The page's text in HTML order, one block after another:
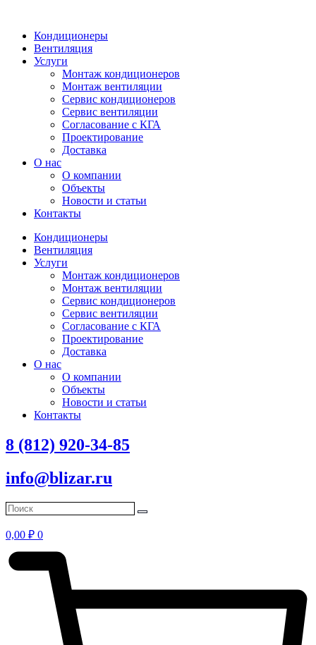
Кондиционеры
Вентиляция
Услуги
Монтаж кондиционеров
Монтаж вентиляции
Сервис кондиционеров
Сервис вентиляции
Согласование с КГА
Проектирование
Доставка
О нас
О компании
Объекты
Новости и статьи
Контакты
Кондиционеры
Вентиляция
Услуги
Монтаж кондиционеров
Монтаж вентиляции
Сервис кондиционеров
Сервис вентиляции
Согласование с КГА
Проектирование
Доставка
О нас
О компании
Объекты
Новости и статьи
Контакты
8 (812) 920-34-85
info@blizar.ru
0,00 ₽ 0